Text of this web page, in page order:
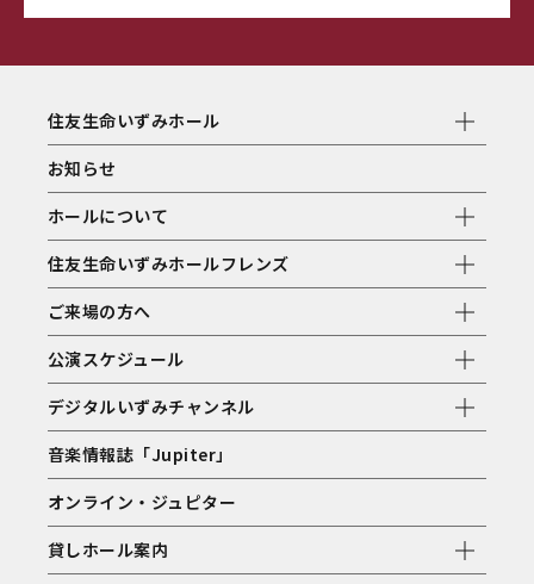
住友生命いずみホール
お知らせ
ホールについて
住友生命いずみホールフレンズ
ご来場の方へ
公演スケジュール
デジタルいずみチャンネル
音楽情報誌「Jupiter」
オンライン・ジュピター
貸しホール案内